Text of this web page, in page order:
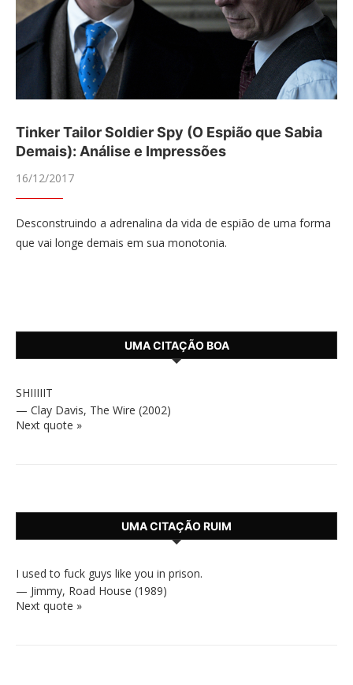
Tinker Tailor Soldier Spy (O Espião que Sabia
Demais): Análise e Impressões
16/12/2017
Desconstruindo a adrenalina da vida de espião de uma forma
que vai longe demais em sua monotonia.
UMA CITAÇÃO BOA
SHIIIIIT
— Clay Davis, The Wire (2002)
Next quote »
UMA CITAÇÃO RUIM
I used to fuck guys like you in prison.
— Jimmy, Road House (1989)
Next quote »